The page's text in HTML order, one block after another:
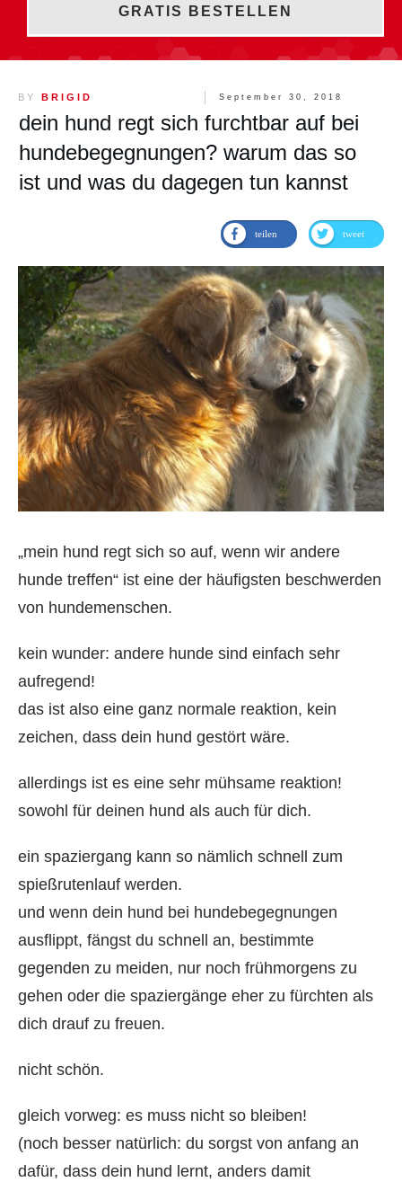
GRATIS BESTELLEN
BY BRIGID September 30, 2018
dein hund regt sich furchtbar auf bei
hundebegegnungen? warum das so
ist und was du dagegen tun kannst
teilen tweet
„mein hund regt sich so auf, wenn wir andere
hunde treffen“ ist eine der häufigsten beschwerden
von hundemenschen.
kein wunder: andere hunde sind einfach sehr
aufregend!
das ist also eine ganz normale reaktion, kein
zeichen, dass dein hund gestört wäre.
allerdings ist es eine sehr mühsame reaktion!
sowohl für deinen hund als auch für dich.
ein spaziergang kann so nämlich schnell zum
spießrutenlauf werden.
und wenn dein hund bei hundebegegnungen
ausflippt, fängst du schnell an, bestimmte
gegenden zu meiden, nur noch frühmorgens zu
gehen oder die spaziergänge eher zu fürchten als
dich drauf zu freuen.
nicht schön.
gleich vorweg: es muss nicht so bleiben!
(noch besser natürlich: du sorgst von anfang an
dafür, dass dein hund lernt, anders damit